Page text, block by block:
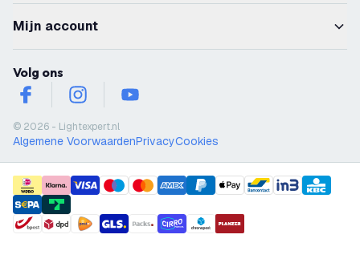
Mijn account
Volg ons
facebookinstagramyoutube
© 2026 - Lightexpert.nl
Algemene VoorwaardenPrivacyCookies
payment methods
shipment methods